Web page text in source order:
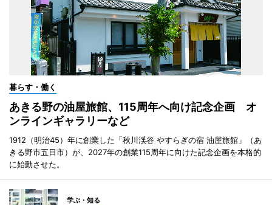
暮らす・働く
あきる野の油屋旅館、115周年へ向け記念企画 オ
ンラインギャラリーなど
1912（明治45）年に創業した「秋川渓谷 やすらぎの宿 油屋旅館」（あ
きる野市五日市）が、2027年の創業115周年に向けた記念企画を本格的
に始動させた。
学ぶ・知る